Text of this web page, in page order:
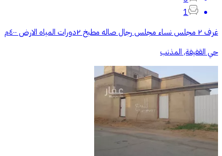
1
غرف ٢ مجلس نساء مجلس رجال صاله مطبخ ٢دورات المياه الارض ٤٠٠م
حي القفيفة, المذنب